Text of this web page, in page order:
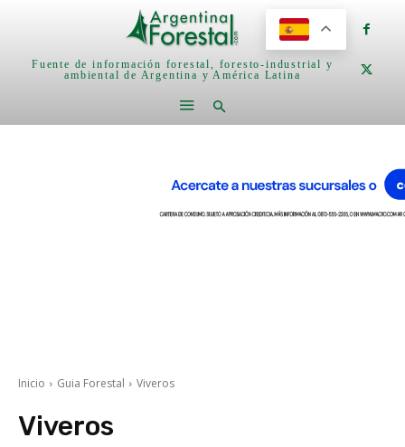
Fuente de información forestal, foresto-industrial y
ambiental de Argentina y América Latina
Inicio Guia Forestal Viveros
Viveros